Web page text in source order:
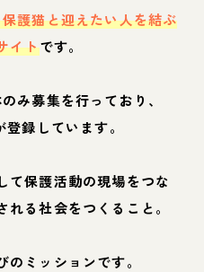
護猫と迎えたい人を結ぶ
イトです。
み募集を行っており、
登録しています。
て保護活動の現場をつな
る社会をつくること。
ミッションです。